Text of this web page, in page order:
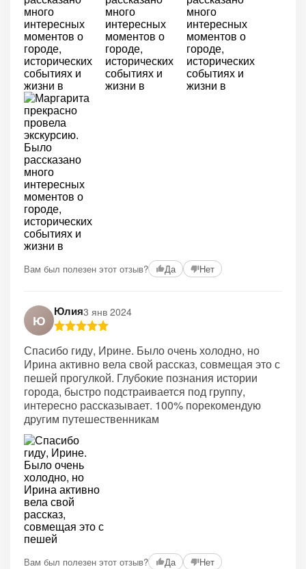
Вам был полезен этот отзыв? Да Нет
Ю
Юлия3 янв 2024
Спасибо гиду, Ирине. Было очень холодно, но
Ирина активно вела свой рассказ, совмещая это с
пешей прогулкой. Глубокие познания истории
города, быстро подстраивается под группу,
интересно рассказывает. 100% порекомендую
другим путешественникам
Вам был полезен этот отзыв? Да Нет